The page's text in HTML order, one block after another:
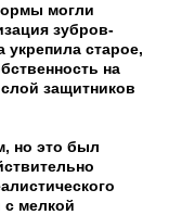
могли
зубров-
укрепила старое,
на
защитников
но это был
мелкой